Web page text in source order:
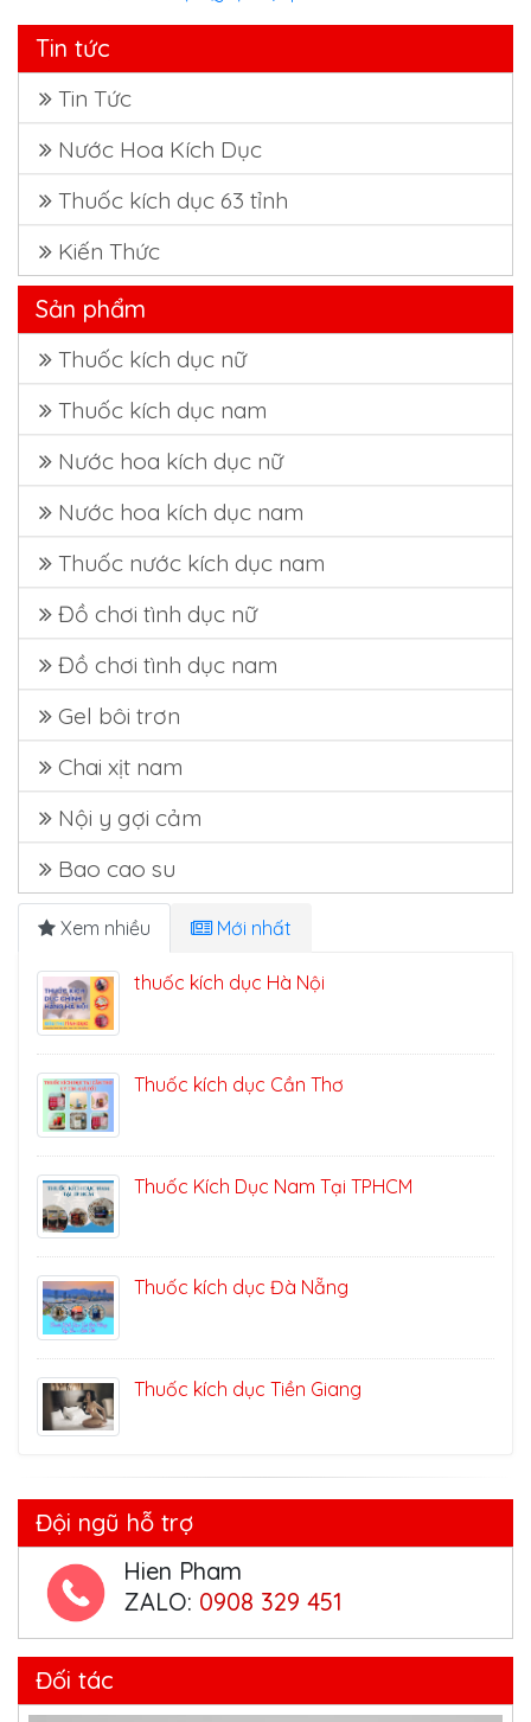
Tin tức
Tin Tức
Nước Hoa Kích Dục
Thuốc kích dục 63 tỉnh
Kiến Thức
Sản phẩm
Thuốc kích dục nữ
Thuốc kích dục nam
Nước hoa kích dục nữ
Nước hoa kích dục nam
Thuốc nước kích dục nam
Đồ chơi tình dục nữ
Đồ chơi tình dục nam
Gel bôi trơn
Chai xịt nam
Nội y gợi cảm
Bao cao su
Xem nhiều Mới nhất
thuốc kích dục Hà Nội
Thuốc kích dục Cần Thơ
Thuốc Kích Dục Nam Tại TPHCM
Thuốc kích dục Đà Nẵng
Thuốc kích dục Tiền Giang
Đội ngũ hỗ trợ
Hien Pham
ZALO: 0908 329 451
Đối tác